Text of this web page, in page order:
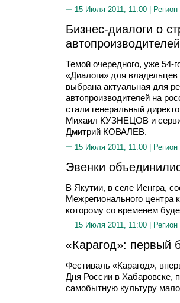
15 Июля 2011, 11:00 |
Бизнес-диалоги о
автопроизводителей
Темой очередного, уже 54-
«Диалоги» для
выбрана актуальная для
автопроизводителей на
стали генеральный
Михаил КУЗНЕЦОВ и
Дмитрий КОВАЛЕВ.
15 Июля 2011, 11:00 | Регион
Эвенки
В Якутии, в селе Иенгра,
Межрегионального центра
которому со временем
15 Июля 2011, 11:00 |
«Карагод»: первый
Фестиваль «Карагод»,
Дня России в Хабаровске,
самобытную культуру